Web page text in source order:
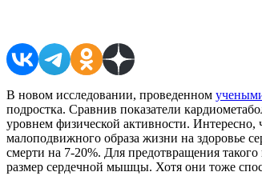
В новом исследовании, проведенном
подростка. Сравнив показатели
уровнем физической активности.
малоподвижного образа жизни на здоровье
смерти на 7-20%. Для предотвращения
размер сердечной мышцы. Хотя они тоже